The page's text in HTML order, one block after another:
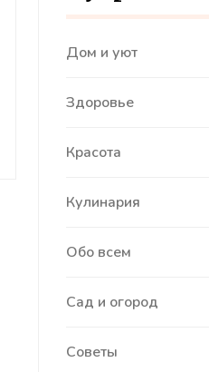
Дом и уют
Здоровье
Красота
Кулинария
Обо всем
Сад и огород
Советы